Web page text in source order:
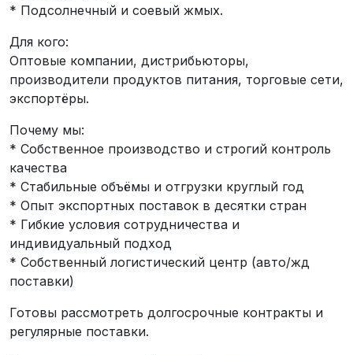
* Подсолнечный и соевый жмых.
Для кого:
Оптовые компании, дистрибьюторы,
производители продуктов питания, торговые сети,
экспортёры.
Почему мы:
* Собственное производство и строгий контроль
качества
* Стабильные объёмы и отгрузки круглый год
* Опыт экспортных поставок в десятки стран
* Гибкие условия сотрудничества и
индивидуальный подход
* Собственный логистический центр (авто/жд
поставки)
Готовы рассмотреть долгосрочные контракты и
регулярные поставки.